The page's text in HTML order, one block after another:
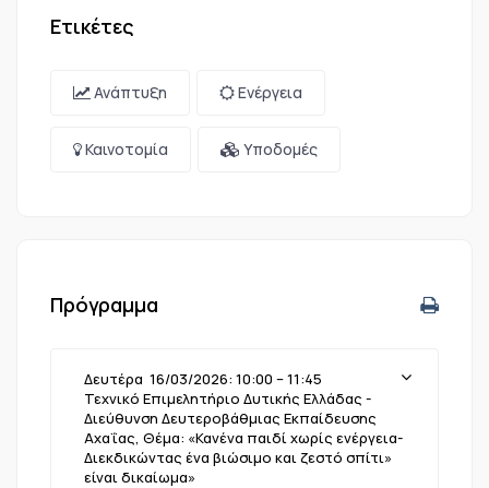
Ετικέτες
Ανάπτυξη Ενέργεια
Καινοτομία Υποδομές
Πρόγραμμα
Δευτέρα 16/03/2026: 10:00 – 11:45
Τεχνικό Επιμελητήριο Δυτικής Ελλάδας -
Διεύθυνση Δευτεροβάθμιας Εκπαίδευσης
Αχαΐας, Θέμα: «Κανένα παιδί χωρίς ενέργεια-
Διεκδικώντας ένα βιώσιμο και ζεστό σπίτι»
είναι δικαίωμα»